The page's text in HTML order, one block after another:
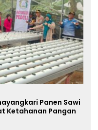
Panen Sawi
Ketahanan Pangan